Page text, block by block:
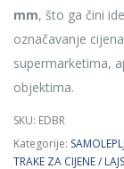
mm, što ga čini
označavanje
supermarketima,
objektima.
SKU: EDBR
Kategorije:
TRAKE ZA CIJENE /